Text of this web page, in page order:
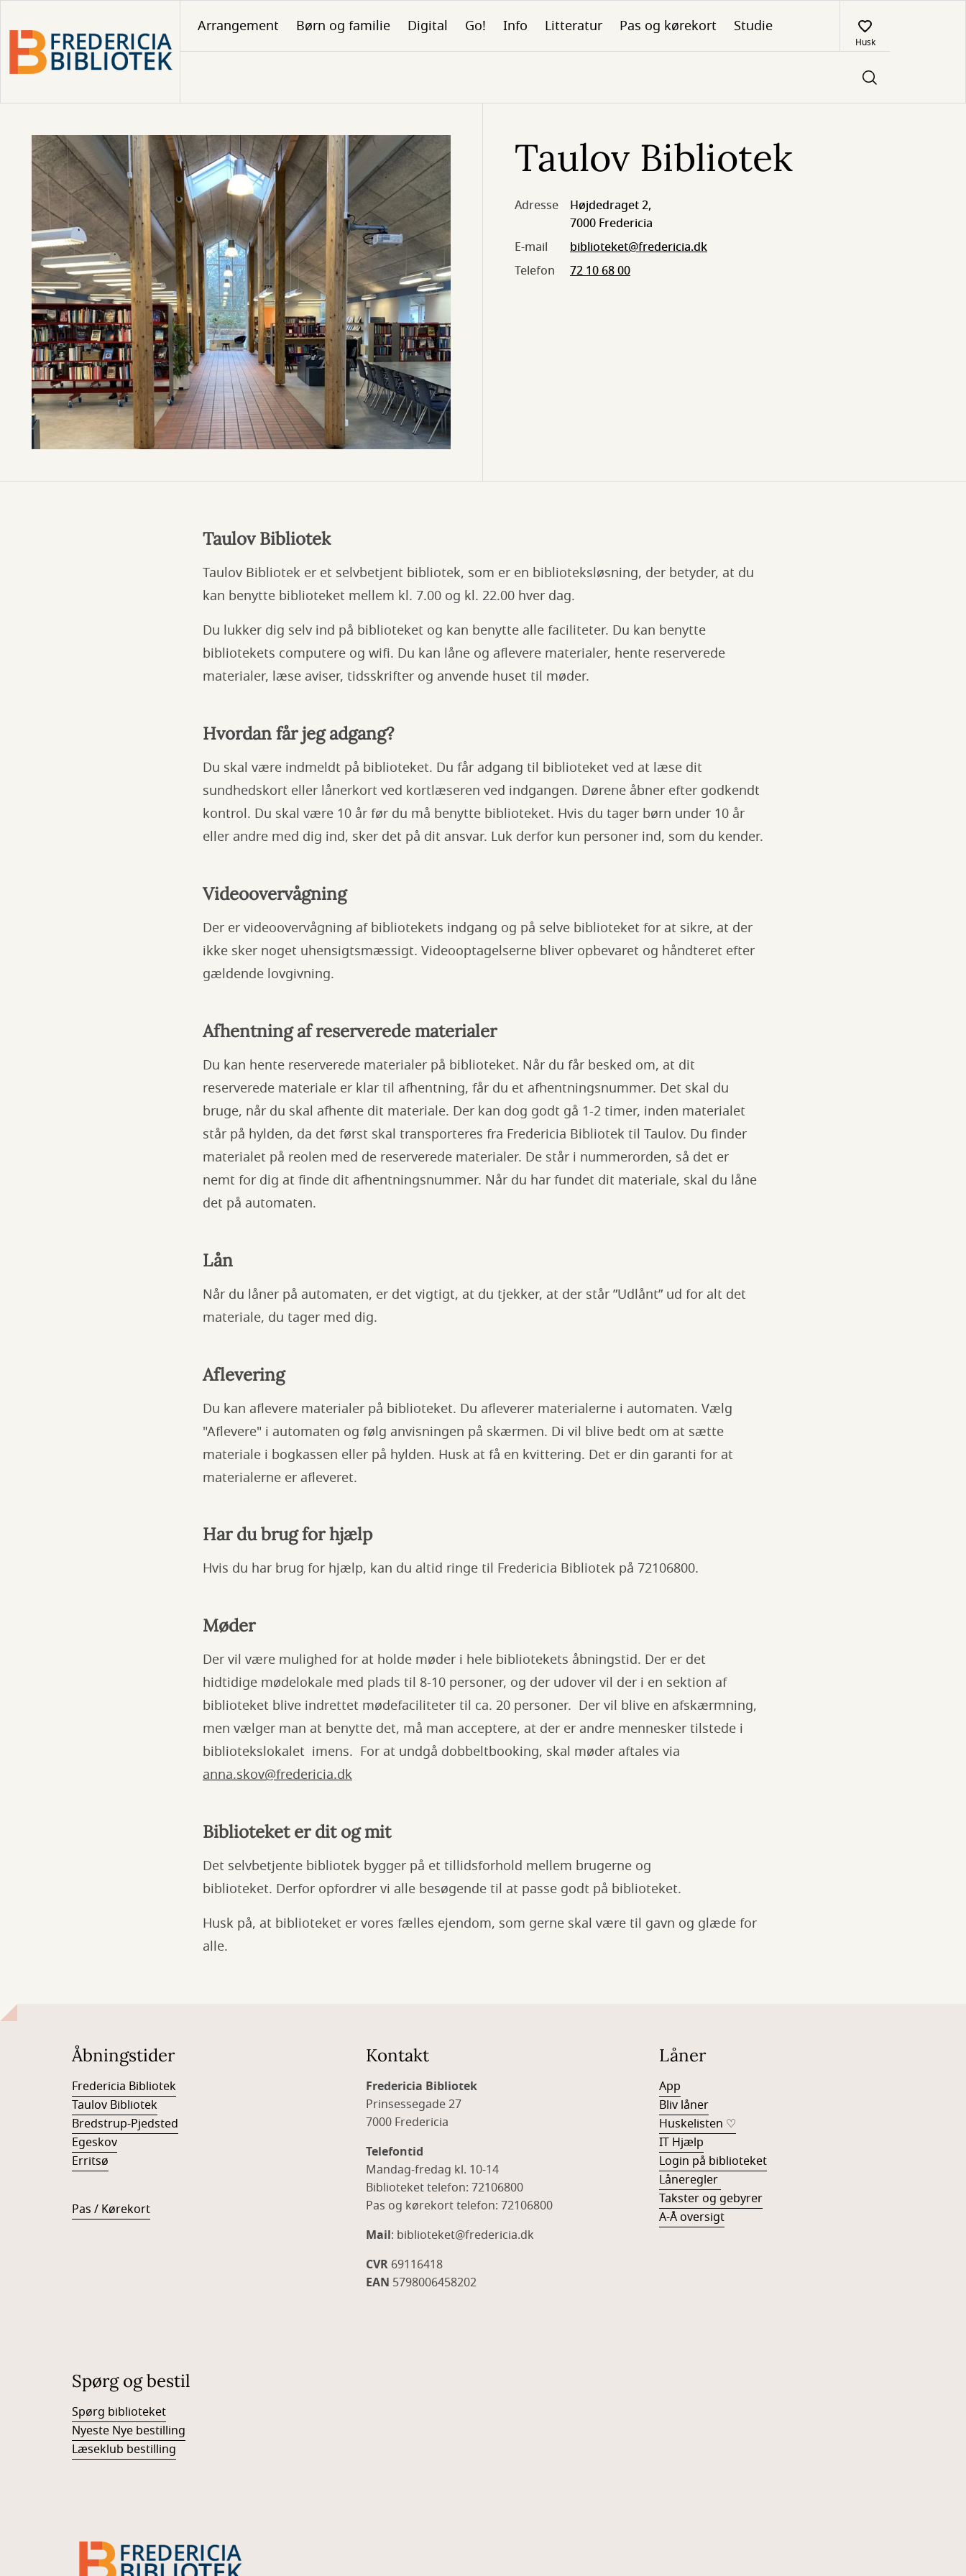
hovedindhold
Arrangement Børn og familie Digital Go! Info Litteratur Pas og kørekort Studie
Husk
Taulov Bibliotek
Adresse
Højdedraget 2,
7000 Fredericia
E-mail
biblioteket@fredericia.dk
Telefon
72 10 68 00
Taulov Bibliotek
Taulov Bibliotek er et selvbetjent bibliotek, som er en biblioteksløsning, der betyder, at du
kan benytte biblioteket mellem kl. 7.00 og kl. 22.00 hver dag.
Du lukker dig selv ind på biblioteket og kan benytte alle faciliteter. Du kan benytte
bibliotekets computere og wifi. Du kan låne og aflevere materialer, hente reserverede
materialer, læse aviser, tidsskrifter og anvende huset til møder.
Hvordan får jeg adgang?
Du skal være indmeldt på biblioteket. Du får adgang til biblioteket ved at læse dit
sundhedskort eller lånerkort ved kortlæseren ved indgangen. Dørene åbner efter godkendt
kontrol. Du skal være 10 år før du må benytte biblioteket. Hvis du tager børn under 10 år
eller andre med dig ind, sker det på dit ansvar. Luk derfor kun personer ind, som du kender.
Videoovervågning
Der er videoovervågning af bibliotekets indgang og på selve biblioteket for at sikre, at der
ikke sker noget uhensigtsmæssigt. Videooptagelserne bliver opbevaret og håndteret efter
gældende lovgivning.
Afhentning af reserverede materialer
Du kan hente reserverede materialer på biblioteket. Når du får besked om, at dit
reserverede materiale er klar til afhentning, får du et afhentningsnummer. Det skal du
bruge, når du skal afhente dit materiale. Der kan dog godt gå 1-2 timer, inden materialet
står på hylden, da det først skal transporteres fra Fredericia Bibliotek til Taulov. Du finder
materialet på reolen med de reserverede materialer. De står i nummerorden, så det er
nemt for dig at finde dit afhentningsnummer. Når du har fundet dit materiale, skal du låne
det på automaten.
Lån
Når du låner på automaten, er det vigtigt, at du tjekker, at der står ”Udlånt” ud for alt det
materiale, du tager med dig.
Aflevering
Du kan aflevere materialer på biblioteket. Du afleverer materialerne i automaten. Vælg
"Aflevere" i automaten og følg anvisningen på skærmen. Di vil blive bedt om at sætte
materiale i bogkassen eller på hylden. Husk at få en kvittering. Det er din garanti for at
materialerne er afleveret.
Har du brug for hjælp
Hvis du har brug for hjælp, kan du altid ringe til Fredericia Bibliotek på 72106800.
Møder
Der vil være mulighed for at holde møder i hele bibliotekets åbningstid. Der er det
hidtidige mødelokale med plads til 8-10 personer, og der udover vil der i en sektion af
biblioteket blive indrettet mødefaciliteter til ca. 20 personer. Der vil blive en afskærmning,
men vælger man at benytte det, må man acceptere, at der er andre mennesker tilstede i
bibliotekslokalet imens. For at undgå dobbeltbooking, skal møder aftales via
anna.skov@fredericia.dk
Biblioteket er dit og mit
Det selvbetjente bibliotek bygger på et tillidsforhold mellem brugerne og
biblioteket. Derfor opfordrer vi alle besøgende til at passe godt på biblioteket.
Husk på, at biblioteket er vores fælles ejendom, som gerne skal være til gavn og glæde for
alle.
Åbningstider
Fredericia Bibliotek
Taulov Bibliotek
Bredstrup-Pjedsted
Egeskov
Erritsø
Pas / Kørekort
Kontakt
Fredericia Bibliotek
Prinsessegade 27
7000 Fredericia
Telefontid
Mandag-fredag kl. 10-14
Biblioteket telefon: 72106800
Pas og kørekort telefon: 72106800
Mail: biblioteket@fredericia.dk
CVR69116418
EAN 5798006458202
Låner
App
Bliv låner
Huskelisten ♡
IT Hjælp
Login på biblioteket
Låneregler
Takster og gebyrer
A-Å oversigt
Spørg og bestil
Spørg biblioteket
Nyeste Nye bestilling
Læseklub bestilling